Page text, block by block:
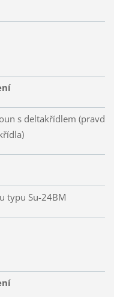
s deltakřídlem
typu Su-24BM